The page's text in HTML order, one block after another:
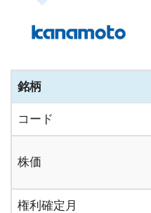
銘柄
コード
株価
権利確定月